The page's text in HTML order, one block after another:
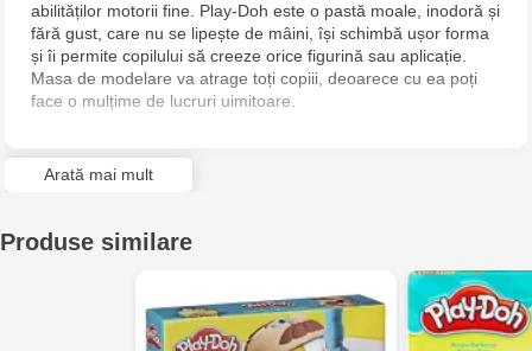
Jucărenia Bălți - str. Alexandru Cel Bun, 5
Jucărenia Cahul - str. Ștefan cel Mare, 29А
Multistore Soroca - bd. Ștefan cel Mare, 110
Jucărenia Bălți- EviMall, et2
abilităților motorii fine. Play-Doh este o pastă moale, inodoră și
fără gust, care nu se lipește de mâini, își schimbă ușor forma
și îi permite copilului să creeze orice figurină sau aplicație.
Masa de modelare va atrage toți copiii, deoarece cu ea poți
face o mulțime de lucruri uimitoare.
Arată mai mult
Produse similare